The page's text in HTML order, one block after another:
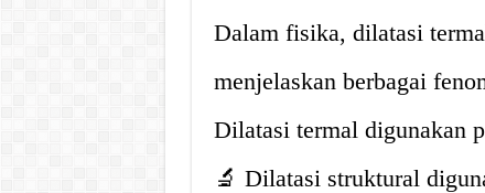
Dalam fisika, dilatasi
menjelaskan berbagai
Dilatasi termal digunakan
🔬 Dilatasi struktural